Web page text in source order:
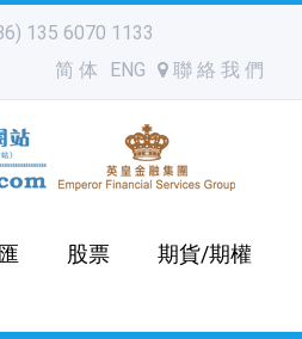
135 6070 1133
简 体
ENG 聯 絡 我 們
股票 期貨/期權